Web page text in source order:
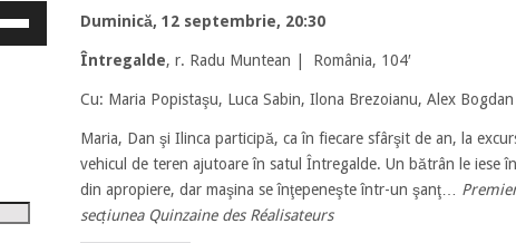
Duminică, 12 septembrie, 20:30
Întregalde, r. Radu Muntean | România, 104′
Cu: Maria Popistaşu, Luca Sabin, Ilona Brezoianu, Alex Bogdan
Maria, Dan şi Ilinca participă, ca în fiecare sfârşit de an, la
vehicul de teren ajutoare în satul Întregalde. Un bătrân le iese
din apropiere, dar maşina se înţepeneşte într-un şanţ…
secțiunea Quinzaine des Réalisateurs